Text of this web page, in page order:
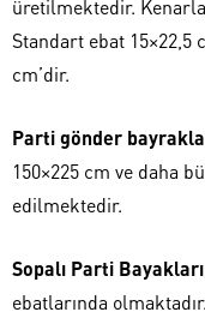
üretilmektedir.
Standart ebat 15×22,5
cm’dir.
Parti gönder
150×225 cm ve daha
edilmektedir.
Sopalı Parti Bayakları
ebatlarında